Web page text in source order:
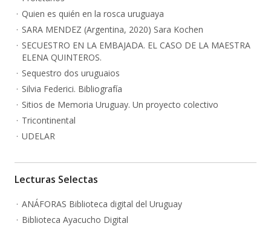
Quien es quién en la rosca uruguaya
SARA MENDEZ (Argentina, 2020) Sara Kochen
SECUESTRO EN LA EMBAJADA. EL CASO DE LA MAESTRA
ELENA QUINTEROS.
Sequestro dos uruguaios
Silvia Federici. Bibliografía
Sitios de Memoria Uruguay. Un proyecto colectivo
Tricontinental
UDELAR
Lecturas Selectas
ANÁFORAS Biblioteca digital del Uruguay
Biblioteca Ayacucho Digital